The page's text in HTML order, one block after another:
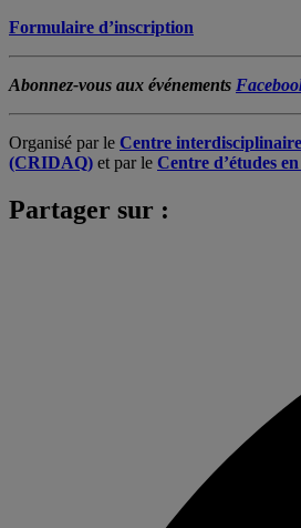
Formulaire d’inscription
Abonnez-vous aux événements
Organisé par le Centre
(CRIDAQ) et par le Centre d’études
Partager sur :